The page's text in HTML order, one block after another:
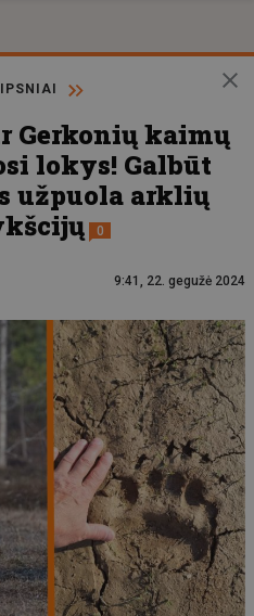
Gerkonių kaimų
lokys! Galbūt
užpuola arklių
0
9:41, 22. gegužė 2024